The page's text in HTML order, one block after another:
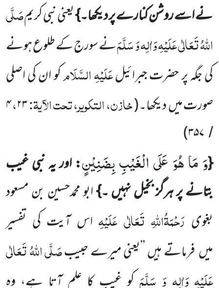
نے اسے روشن کنارے پر دیکھا۔}یعنی نبی کریمصَلَّی
اللّٰہُ تَعَالٰی عَلَیْہِ وَاٰلِہ وَسَلَّمَنے سورج کے طلوع ہونے
کی جگہ پر حضرت جبرائیلعَلَیْہِ السَّلَامکو ان کی اصلی
صورت میںدیکھا۔(خازن، التکویر، تحت الآیۃ:۲۳،۴
/ ۳۵۷)
{وَ مَا هُوَ عَلَى الْغَیْبِ بِضَنِیْنٍ: اور یہ نبی غیب
بتانے پر ہرگز بخیل نہیں ۔}ابو محمدحسین بن مسعود
بغوی رَحْمَۃُاللّٰہِ تَعَالٰی عَلَیْہِ اس آیت کی تفسیر
میںفرماتے ہیں ’’یعنیمیرے حبیبصَلَّی اللّٰہُ تَعَالٰی
عَلَیْہِ وَاٰلِہ وَ سَلَّمَ کو غیب کا علم آتا ہے، وہ